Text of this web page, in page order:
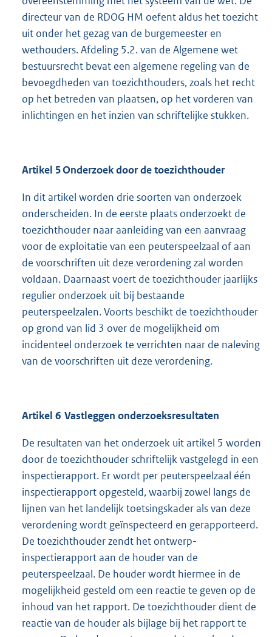
directeur van de RDOG HM oefent aldus het toezicht
uit onder het gezag van de burgemeester en
wethouders. Afdeling 5.2. van de Algemene wet
bestuursrecht bevat een algemene regeling van de
bevoegdheden van toezichthouders, zoals het recht
op het betreden van plaatsen, op het vorderen van
inlichtingen en het inzien van schriftelijke stukken.
Artikel 5 Onderzoek door de toezichthouder
In dit artikel worden drie soorten van onderzoek
onderscheiden. In de eerste plaats onderzoekt de
toezichthouder naar aanleiding van een aanvraag
voor de exploitatie van een peuterspeelzaal of aan
de voorschriften uit deze verordening zal worden
voldaan. Daarnaast voert de toezichthouder jaarlijks
regulier onderzoek uit bij bestaande
peuterspeelzalen. Voorts beschikt de toezichthouder
op grond van lid 3 over de mogelijkheid om
incidenteel onderzoek te verrichten naar de naleving
van de voorschriften uit deze verordening.
Artikel 6 Vastleggen onderzoeksresultaten
De resultaten van het onderzoek uit artikel 5 worden
door de toezichthouder schriftelijk vastgelegd in een
inspectierapport. Er wordt per peuterspeelzaal één
inspectierapport opgesteld, waarbij zowel langs de
lijnen van het landelijk toetsingskader als van deze
verordening wordt geïnspecteerd en gerapporteerd.
De toezichthouder zendt het ontwerp-
inspectierapport aan de houder van de
peuterspeelzaal. De houder wordt hiermee in de
mogelijkheid gesteld om een reactie te geven op de
inhoud van het rapport. De toezichthouder dient de
reactie van de houder als bijlage bij het rapport te